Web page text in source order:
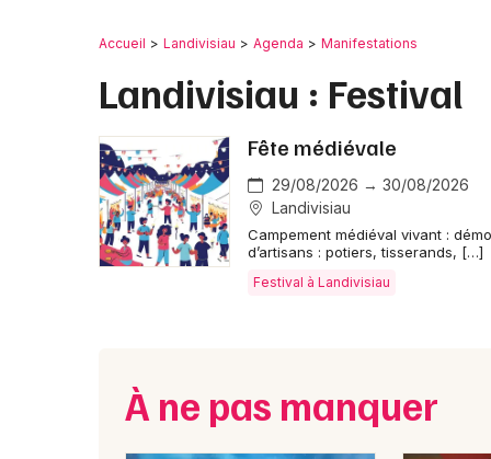
Accueil Landivisiau Agenda Manifestations
Landivisiau : Festival
Fête médiévale
29/08/2026 → 30/08/2026
Landivisiau
Campement médiéval vivant :
d’artisans : potiers, tisserands, […]
Festival à Landivisiau
À ne pas manquer